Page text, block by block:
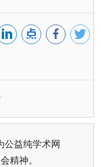
益纯学术网
精神。